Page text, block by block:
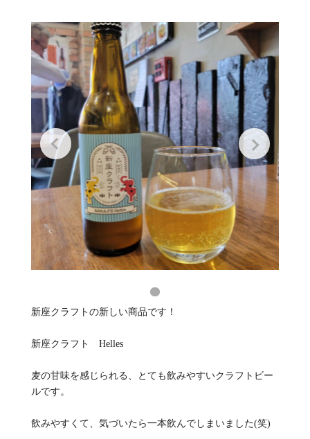
新座クラフトの新しい商品です！
新座クラフト Helles
麦の甘味を感じられる、とても飲みやすいクラフトビー
ルです。
飲みやすくて、気づいたら一本飲んでしまいました(笑)